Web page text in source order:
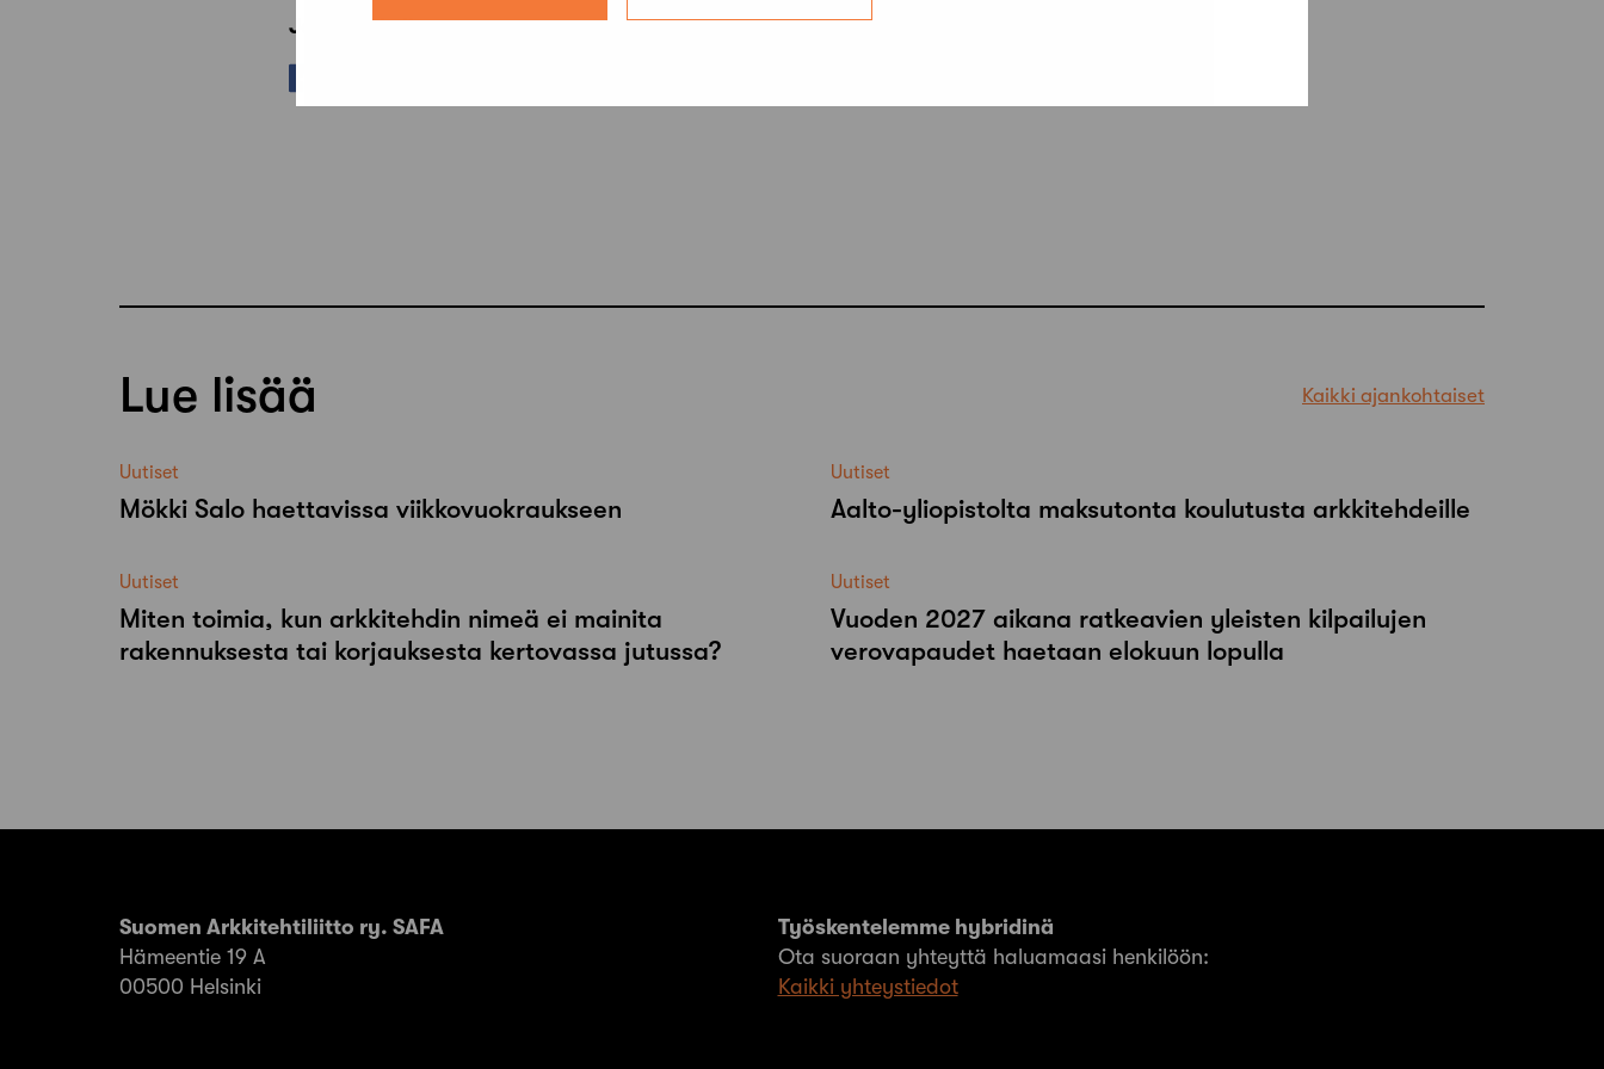
Jaa artikkeli
Lue lisää Kaikki ajankohtaiset
Uutiset
Mökki Salo haettavissa viikkovuokraukseen
Uutiset
Aalto-​yliopistolta maksutonta koulutusta arkkitehdeille
Uutiset
Miten toimia, kun arkkitehdin nimeä ei mainita
rakennuksesta tai korjauksesta kertovassa jutussa?
Uutiset
Vuoden 2027 aikana ratkeavien yleisten kilpailujen
verovapaudet haetaan elokuun lopulla
Suomen Arkkitehtiliitto ry. SAFA
Hämeentie 19 A
00500 Helsinki
Työskentelemme hybridinä
Ota suoraan yhteyttä haluamaasi henkilöön:
Kaikki yhteystiedot